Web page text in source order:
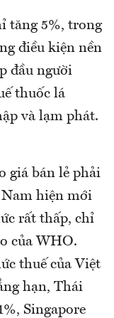
tăng 5%, trong
điều kiện nền
đầu người
thuốc lá
và lạm phát.
giá bán lẻ phải
hiện mới
rất thấp, chỉ
của WHO.
thuế của Việt
hạn, Thái
Singapore